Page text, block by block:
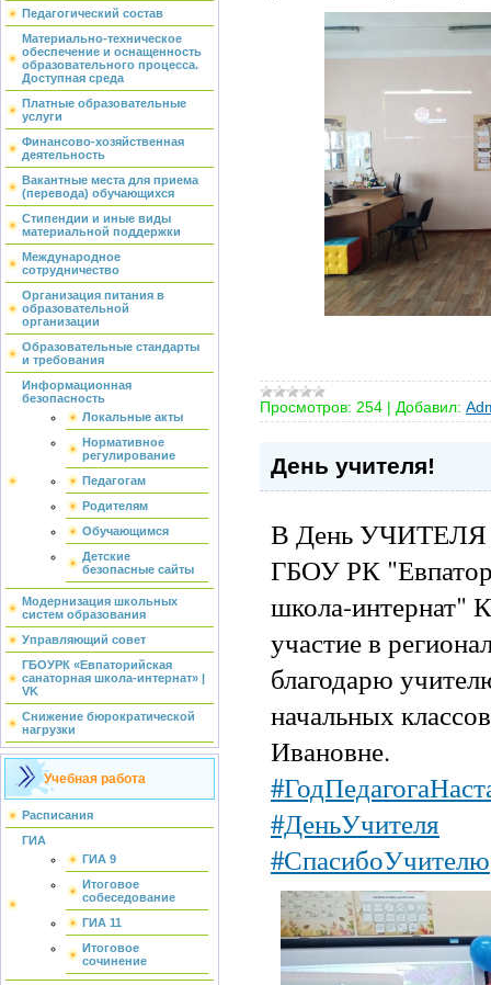
Педагогический состав
Материально-техническое
обеспечение и оснащенность
образовательного процесса.
Доступная среда
Платные образовательные
услуги
Финансово-хозяйственная
деятельность
Вакантные места для приема
(перевода) обучающихся
Стипендии и иные виды
материальной поддержки
Международное
сотрудничество
Организация питания в
образовательной
организации
Образовательные стандарты
и требования
Информационная
безопасность
Локальные акты
Нормативное
регулирование
Педагогам
Родителям
Обучающимся
Детские
безопасные сайты
Модернизация школьных
систем образования
Управляющий совет
ГБОУРК «Евпаторийская
санаторная школа-интернат» |
VK
Снижение бюрократической
нагрузки
Учебная работа
Расписания
ГИА
ГИА 9
Итоговое
собеседование
ГИА 11
Итоговое
сочинение
Просмотров: 254 | Добавил:
День учителя!
В День УЧИТЕЛЯ
ГБОУ РК
школа-интернат"
участие в
благодарю
начальных
Ивановне.
#ДеньУчителя
#СпасибоУчителю